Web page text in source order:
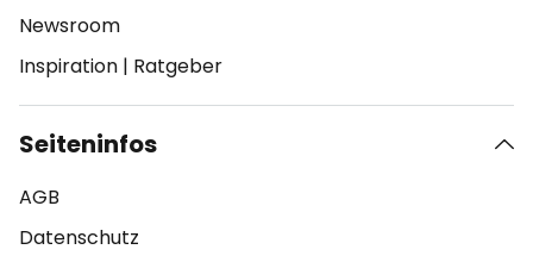
Newsroom
Inspiration | Ratgeber
Seiteninfos
AGB
Datenschutz